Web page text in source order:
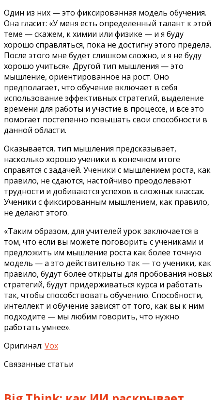
Один из них — это фиксированная модель обучения.
Она гласит: «У меня есть определенный талант к этой
теме — скажем, к химии или физике — и я буду
хорошо справляться, пока не достигну этого предела.
После этого мне будет слишком сложно, и я не буду
хорошо учиться». Другой тип мышления — это
мышление, ориентированное на рост. Оно
предполагает, что обучение включает в себя
использование эффективных стратегий, выделение
времени для работы и участие в процессе, и все это
помогает постепенно повышать свои способности в
данной области.
Оказывается, тип мышления предсказывает,
насколько хорошо ученики в конечном итоге
справятся с задачей. Ученики с мышлением роста, как
правило, не сдаются, настойчиво преодолевают
трудности и добиваются успехов в сложных классах.
Ученики с фиксированным мышлением, как правило,
не делают этого.
«Таким образом, для учителей урок заключается в
том, что если вы можете поговорить с учениками и
предложить им мышление роста как более точную
модель — а это действительно так — то ученики, как
правило, будут более открыты для пробования новых
стратегий, будут придерживаться курса и работать
так, чтобы способствовать обучению. Способности,
интеллект и обучение зависят от того, как вы к ним
подходите — мы любим говорить, что нужно
работать умнее».
Оригинал: Vox
Связанные статьи